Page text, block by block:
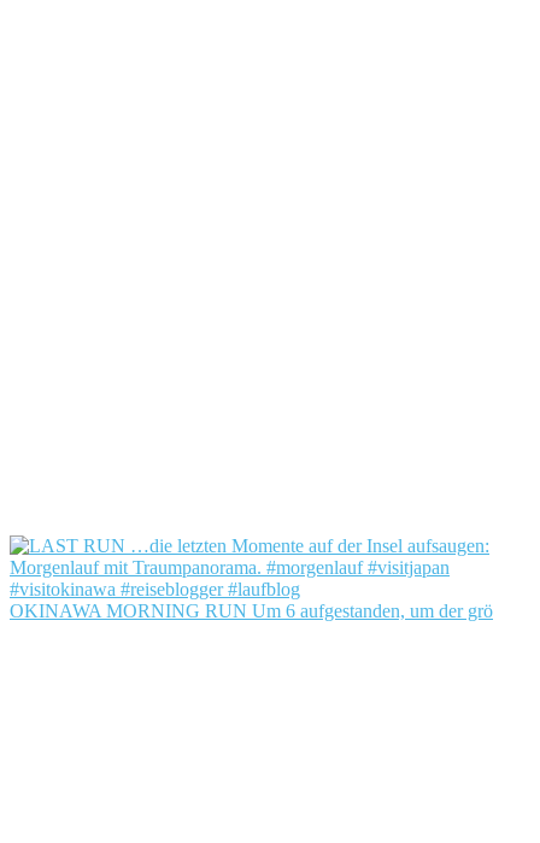
OKINAWA MORNING RUN Um 6 aufgestanden, um der grö